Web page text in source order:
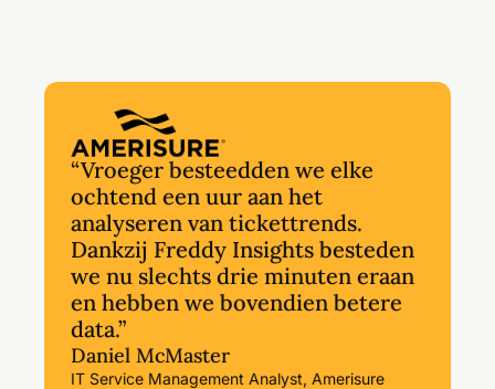
“Vroeger besteedden we elke
ochtend een uur aan het
analyseren van tickettrends.
Dankzij Freddy Insights besteden
we nu slechts drie minuten eraan
en hebben we bovendien betere
data.”
Daniel McMaster
IT Service Management Analyst, Amerisure